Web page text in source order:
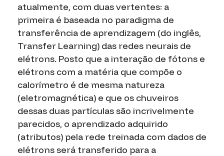
atualmente, com duas vertentes: a
primeira é baseada no paradigma de
transferência de aprendizagem (do inglês,
Transfer Learning) das redes neurais de
elétrons. Posto que a interação de fótons e
elétrons com a matéria que compõe o
calorímetro é de mesma natureza
(eletromagnética) e que os chuveiros
dessas duas partículas são incrivelmente
parecidos, o aprendizado adquirido
(atributos) pela rede treinada com dados de
elétrons será transferido para a